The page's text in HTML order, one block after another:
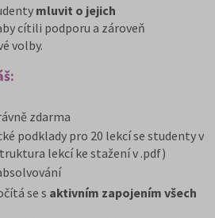
mluvit o jejich
cítili podporu a zároveň
volby.
zdarma
podklady pro 20 lekcí se studenty v
lekcí ke stažení v .pdf)
se s aktivním zapojením všech